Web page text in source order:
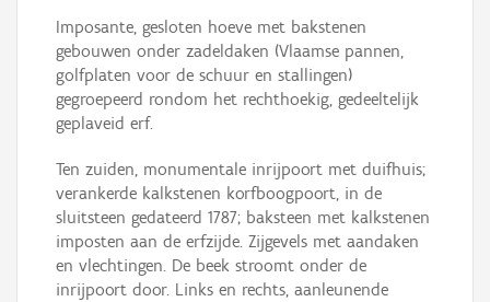
Imposante, gesloten hoeve met bakstenen
gebouwen onder zadeldaken (Vlaamse pannen,
golfplaten voor de schuur en stallingen)
gegroepeerd rondom het rechthoekig, gedeeltelijk
geplaveid erf.
Ten zuiden, monumentale inrijpoort met duifhuis;
verankerde kalkstenen korfboogpoort, in de
sluitsteen gedateerd 1787; baksteen met kalkstenen
imposten aan de erfzijde. Zijgevels met aandaken
en vlechtingen. De beek stroomt onder de
inrijpoort door. Links en rechts, aanleunende